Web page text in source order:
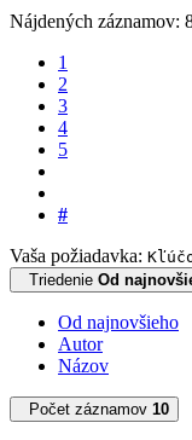
Nájdených záznamov:
1
2
3
4
5
#
Vaša požiadavka:
Triedenie Od
Od najnovšieho
Autor
Názov
Počet záznamov 10